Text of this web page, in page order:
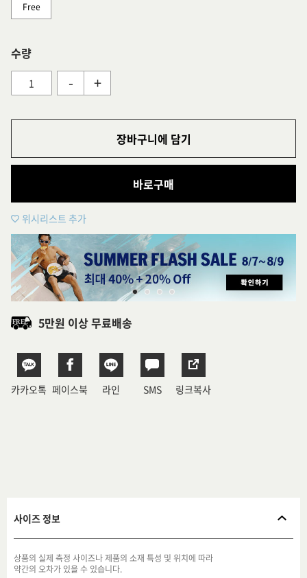
Free
수량
- +
장바구니에 담기
바로구매
위시리스트 추가
5만원 이상 무료배송
카카오톡 페이스북 라인 SMS 링크복사
사이즈 정보
상품의 실제 측정 사이즈나 제품의 소재 특성 및 위치에 따라
약간의 오차가 있을 수 있습니다.